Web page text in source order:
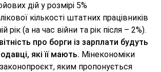
дій у розмірі 5%
кількості штатних працівників
рік (а на час війни та рік після – 2%).
про борги із зарплати будуть
які її мають. Мінекономіки
законопроєкт, яким пропонується